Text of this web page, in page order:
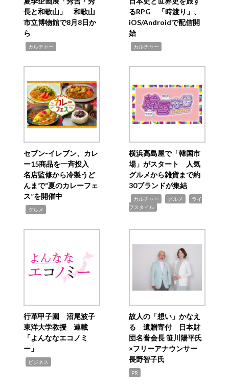
長と和歌山」 和歌山
市立博物館で8月8日か
ら
カルチャー
るRPG 「時渡り」、
iOS/Androidで配信開
始
カルチャー
セブン‐イレブン、カレ
ー15商品を一斉投入
名店監修から冷製うど
んまで“夏のカレーフェ
ス”を開催中
グルメ
横浜高島屋で「韓国市
場」がスタート 人気
グルメから雑貨まで約
30ブランドが集結
カルチャー グルメ
ライ
フスタイル
行革甲子園 沼尾波子
東洋大学教授 連載
「よんななエコノミ
ー」
ビジネス
故人の「想い」かなえ
る 遺贈寄付 日本財
団名誉会長 笹川陽平氏
×フリーアナウンサー
長野智子氏
PR